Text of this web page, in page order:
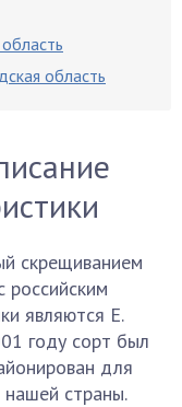
область
скрещиванием
российским
являются Е.
году сорт был
для
страны.